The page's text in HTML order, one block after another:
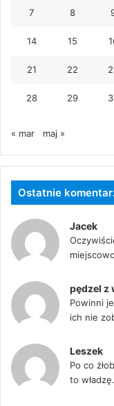
7 8
14 15
21 22
28 29
« mar maj »
Ostatnie
Jacek
pędzel z
Powinni
ich nie
Leszek
Po co
to